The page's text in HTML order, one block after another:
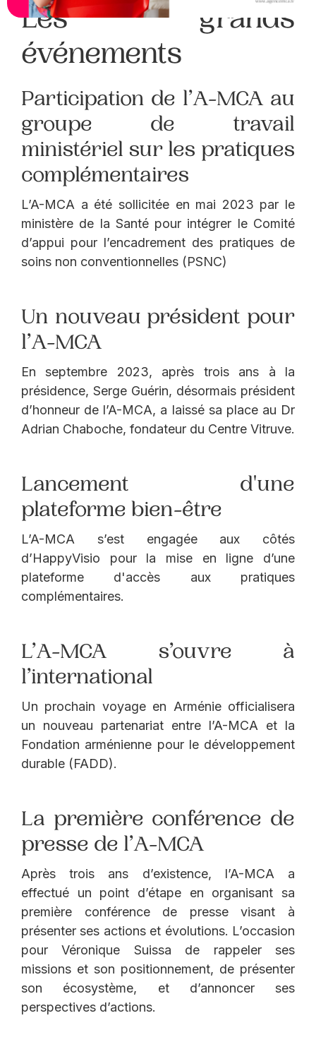
Les grands
événements
Participation de l’A-MCA au
groupe de travail
ministériel sur les pratiques
complémentaires
L’A-MCA a été sollicitée en mai 2023 par le
ministère de la Santé pour intégrer le Comité
d’appui pour l’encadrement des pratiques de
soins non conventionnelles (PSNC)
Un nouveau président pour
l’A-MCA
En septembre 2023, après trois ans à la
présidence, Serge Guérin, désormais président
d’honneur de l’A-MCA, a laissé sa place au Dr
Adrian Chaboche, fondateur du Centre Vitruve.
Lancement d'une
plateforme bien-être
L’A-MCA s’est engagée aux côtés
d’HappyVisio pour la mise en ligne d’une
plateforme d'accès aux pratiques
complémentaires.
L’A-MCA s’ouvre à
l’international
Un prochain voyage en Arménie officialisera
un nouveau partenariat entre l’A-MCA et la
Fondation arménienne pour le développement
durable (FADD).
La première conférence de
presse de l’A-MCA
Après trois ans d’existence, l’A-MCA a
effectué un point d’étape en organisant sa
première conférence de presse visant à
présenter ses actions et évolutions. L’occasion
pour Véronique Suissa de rappeler ses
missions et son positionnement, de présenter
son écosystème, et d’annoncer ses
perspectives d’actions.